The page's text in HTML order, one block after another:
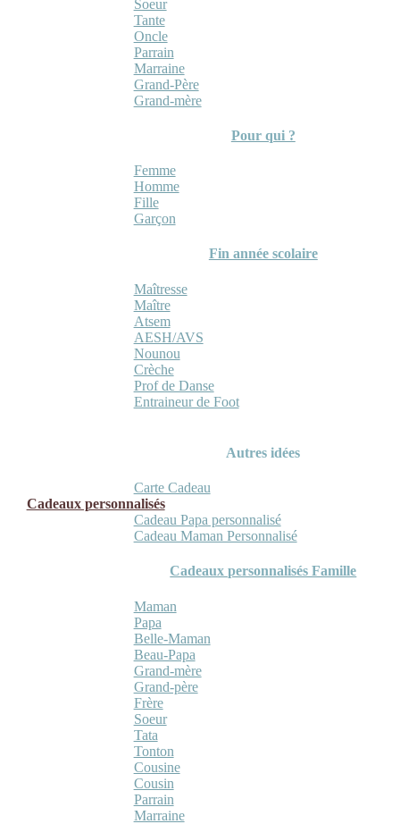
Soeur
Tante
Oncle
Parrain
Marraine
Grand-Père
Grand-mère
Pour qui ?
Femme
Homme
Fille
Garçon
Fin année scolaire
Maîtresse
Maître
Atsem
AESH/AVS
Nounou
Crèche
Prof de Danse
Entraineur de Foot
Autres idées
Carte Cadeau
Cadeaux personnalisés
Cadeau Papa personnalisé
Cadeau Maman Personnalisé
Cadeaux personnalisés Famille
Maman
Papa
Belle-Maman
Beau-Papa
Grand-mère
Grand-père
Frère
Soeur
Tata
Tonton
Cousine
Cousin
Parrain
Marraine